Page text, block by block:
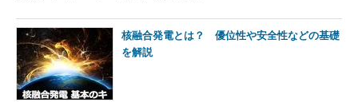
核融合発電とは？ 優位性や安全性などの基礎
を解説